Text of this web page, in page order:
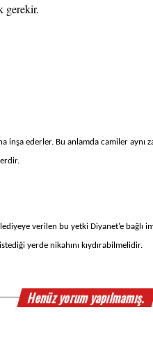
gerekir.
ederler. Bu anlamda camiler aynı
verilen bu yetki Diyanet’e bağlı
yerde nikahını kıydırabilmelidir.
Henüz yorum yapılmamış.